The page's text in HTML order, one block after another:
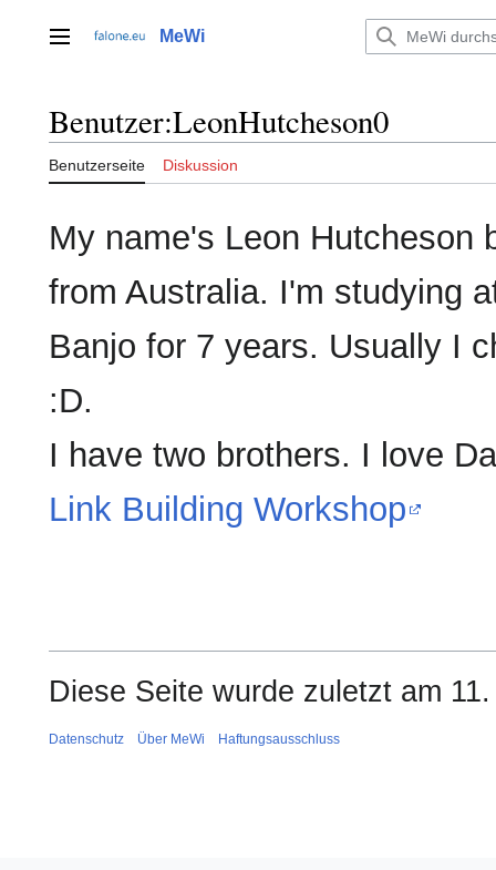
springenHauptmenü MeWi
Benutzer:LeonHutcheson0
Benutzerseite Diskussion
My name's Leon Hutcheson
from Australia. I'm studying
Banjo for 7 years. Usually I
:D.
I have two brothers. I love
Link Building Workshop
Diese Seite wurde zuletzt am
Datenschutz Über MeWi Haftungsausschluss